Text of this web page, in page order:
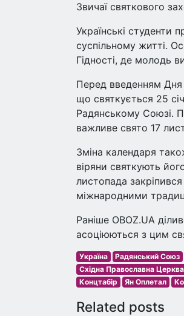
Звичаї святкового
Українські студенти
суспільному житті.
Гідності, де молодь
Перед введенням Дня
що святкується 25
Радянському Союзі.
важливе свято 17
Зміна календаря
віряни святкують
листопада
міжнародними
Раніше OBOZ.UA
асоціюються з цим
Україна Радянський Союз
Східна Православна Церква
Концтабір
Ян Оплетал
Related posts